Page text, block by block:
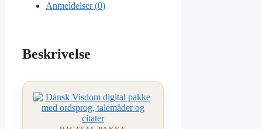
Anmeldelser (0)
Beskrivelse